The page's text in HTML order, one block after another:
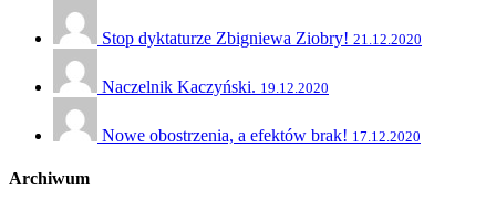
Stop dyktaturze Zbigniewa Ziobry! 21.12.2020
Naczelnik Kaczyński. 19.12.2020
Nowe obostrzenia, a efektów brak! 17.12.2020
Archiwum